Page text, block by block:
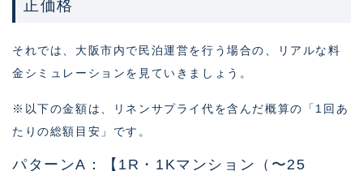
正価格
それでは、大阪市内で民泊運営を行う場合の、リアルな料
金シミュレーションを見ていきましょう。
※以下の金額は、リネンサプライ代を含んだ概算の「1回あ
たりの総額目安」です。
パターンA：【1R・1Kマンション（〜25